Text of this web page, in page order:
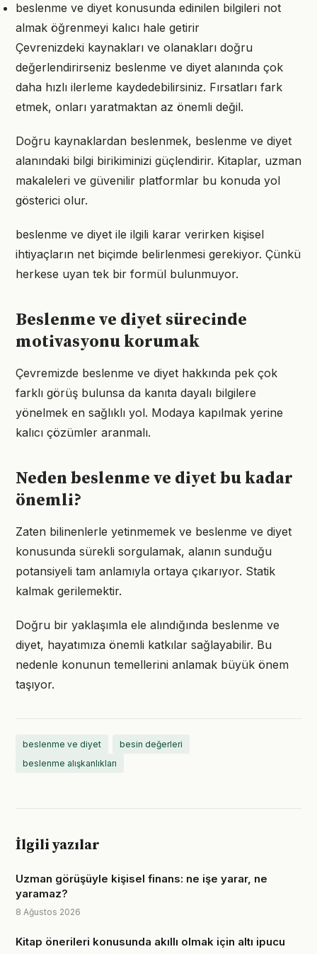
beslenme ve diyet konusunda edinilen bilgileri not
almak öğrenmeyi kalıcı hale getirir
Çevrenizdeki kaynakları ve olanakları doğru
değerlendirirseniz beslenme ve diyet alanında çok
daha hızlı ilerleme kaydedebilirsiniz. Fırsatları fark
etmek, onları yaratmaktan az önemli değil.
Doğru kaynaklardan beslenmek, beslenme ve diyet
alanındaki bilgi birikiminizi güçlendirir. Kitaplar, uzman
makaleleri ve güvenilir platformlar bu konuda yol
gösterici olur.
beslenme ve diyet ile ilgili karar verirken kişisel
ihtiyaçların net biçimde belirlenmesi gerekiyor. Çünkü
herkese uyan tek bir formül bulunmuyor.
Beslenme ve diyet sürecinde
motivasyonu korumak
Çevremizde beslenme ve diyet hakkında pek çok
farklı görüş bulunsa da kanıta dayalı bilgilere
yönelmek en sağlıklı yol. Modaya kapılmak yerine
kalıcı çözümler aranmalı.
Neden beslenme ve diyet bu kadar
önemli?
Zaten bilinenlerle yetinmemek ve beslenme ve diyet
konusunda sürekli sorgulamak, alanın sunduğu
potansiyeli tam anlamıyla ortaya çıkarıyor. Statik
kalmak gerilemektir.
Doğru bir yaklaşımla ele alındığında beslenme ve
diyet, hayatımıza önemli katkılar sağlayabilir. Bu
nedenle konunun temellerini anlamak büyük önem
taşıyor.
beslenme ve diyet
besin değerleri
beslenme alışkanlıkları
İlgili yazılar
Uzman görüşüyle kişisel finans: ne işe yarar, ne
yaramaz?
8 Ağustos 2026
Kitap önerileri konusunda akıllı olmak için altı ipucu